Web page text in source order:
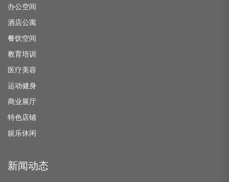
办公空间
酒店公寓
餐饮空间
教育培训
医疗美容
运动健身
商业展厅
特色店铺
娱乐休闲
新闻动态